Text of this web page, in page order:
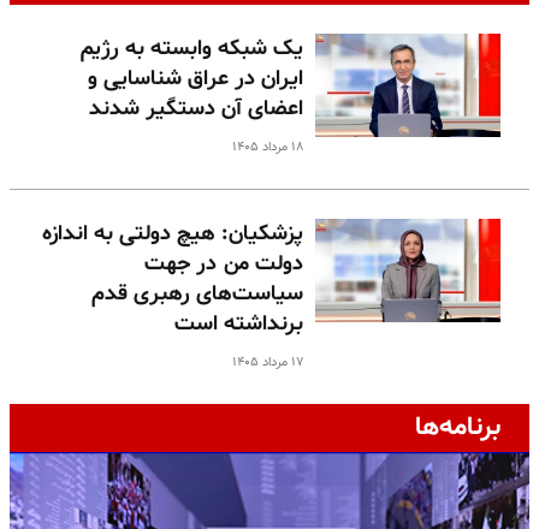
یک شبکه وابسته به رژیم
ایران در عراق شناسایی و
اعضای آن دستگیر شدند
۱۸ مرداد ۱۴۰۵
پزشکیان: هیچ دولتی به اندازه
دولت من در جهت
سیاست‌های رهبری قدم
برنداشته است
۱۷ مرداد ۱۴۰۵
برنامه‌ها